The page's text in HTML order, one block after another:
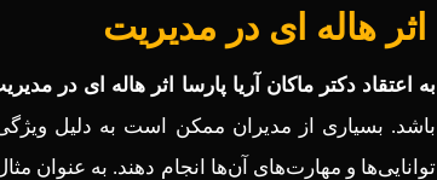
اثر هاله ای در مدیریت
به اعتقاد دکتر ماکان آریا پارسا اثر هاله ای در
باشد. بسیاری از مدیران ممکن است به دلیل
توانایی‌ها و مهارت‌های آن‌ها انجام دهند. به عنوان